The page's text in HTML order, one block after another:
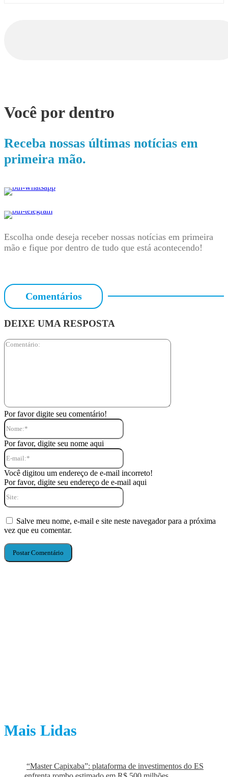
Você por dentro
Receba nossas últimas notícias em
primeira mão.
Escolha onde deseja receber nossas notícias em primeira
mão e fique por dentro de tudo que está acontecendo!
Comentários
DEIXE UMA RESPOSTA
Comentário:
Por favor digite seu comentário!
Nome:*
Por favor, digite seu nome aqui
E-
Você digitou um endereço de e-mail incorreto!
Por favor, digite seu endereço de e-mail aqui
Site:
Salve meu nome, e-mail e site neste navegador para a próxima
vez que eu comentar.
Mais Lidas
“Master Capixaba”: plataforma de investimentos do ES